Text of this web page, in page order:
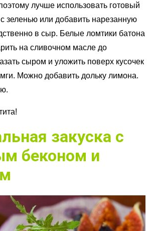
лучше использовать готовый
зеленью или добавить нарезанную
в сыр. Белые ломтики батона
на сливочном масле до
сыром и уложить поверх кусочек
Можно добавить дольку лимона.
закуска с
беконом и